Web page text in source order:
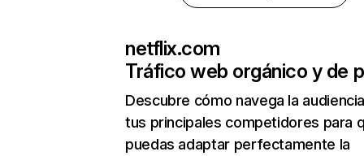
netflix.com
Tráfico web orgánico y de
Descubre cómo navega la
tus principales competidores para
puedas adaptar perfectamente la